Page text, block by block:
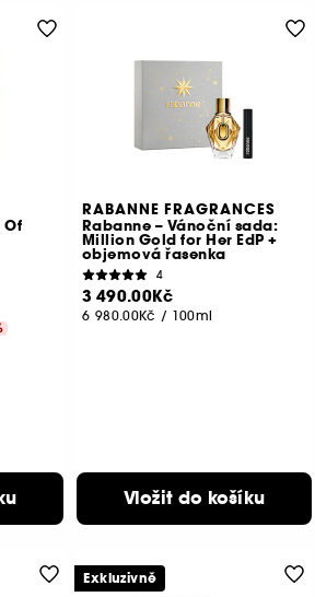
RABANNE FRAGRANCES
Rabanne – Vánoční sada:
Million Gold for Her EdP +
objemová řasenka
4
3 490.00Kč
6 980.00Kč / 100ml
Vložit do košíku
Exkluzivně